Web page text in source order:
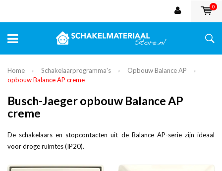
0
Home Schakelaarprogramma's
Opbouw Balance AP
opbouw Balance AP creme
Busch-Jaeger opbouw Balance AP
creme
De schakelaars en stopcontacten uit de Balance AP-serie zijn ideaal
voor droge ruimtes (IP20).